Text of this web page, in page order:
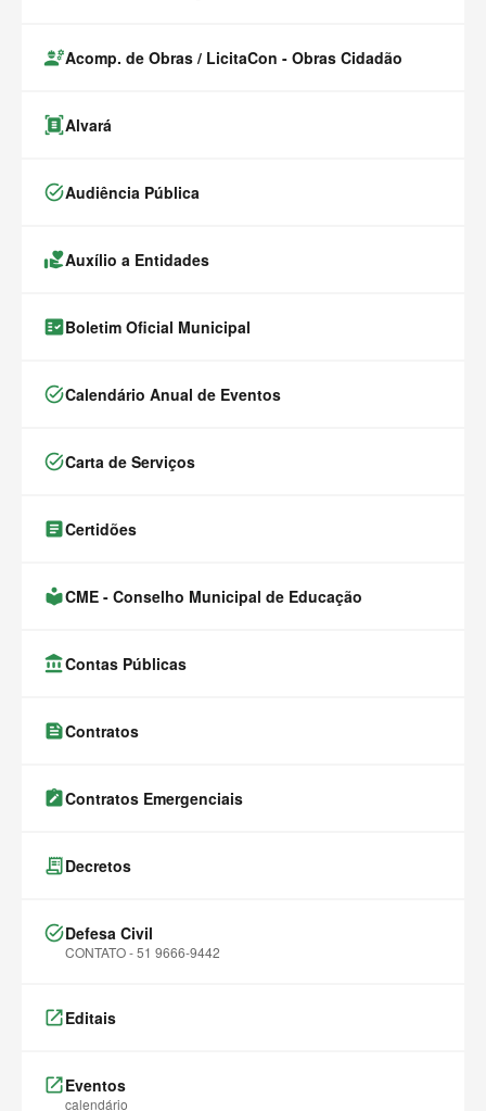
engineeringAcomp. de Obras / LicitaCon - Obras Cidadão
document_scannerAlvará
task_altAudiência Pública
volunteer_activismAuxílio a Entidades
fact_checkBoletim Oficial Municipal
task_altCalendário Anual de Eventos
task_altCarta de Serviços
articleCertidões
local_libraryCME - Conselho Municipal de Educação
account_balanceContas Públicas
feedContratos
note_altContratos Emergenciais
receipt_long Decretos
task_altDefesa Civil
CONTATO - 51 9666-9442
launchEditais
launchEventos
calendário